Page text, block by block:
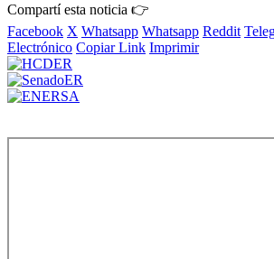
Compartí esta noticia 👉
Facebook X Whatsapp Whatsapp Reddit
Electrónico Copiar Link Imprimir